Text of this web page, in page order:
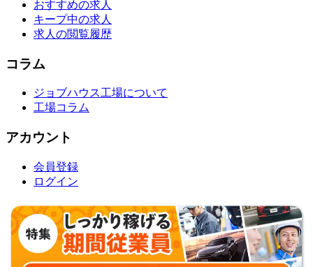
おすすめの求人
キープ中の求人
求人の閲覧履歴
コラム
ジョブハウス工場について
工場コラム
アカウント
会員登録
ログイン